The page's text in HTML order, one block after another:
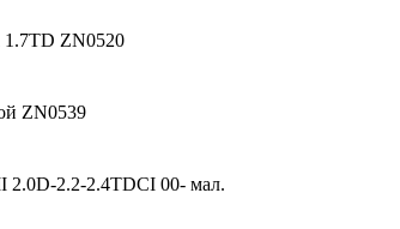
1.7TD ZN0520
ZN0539
2.0D-2.2-2.4TDCI 00- мал.